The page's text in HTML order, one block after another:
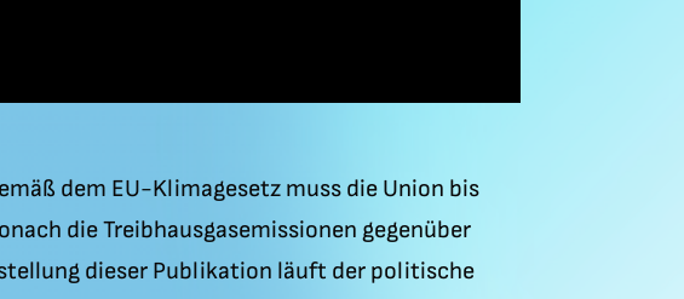
dem EU-Klimagesetz muss die Union bis
die Treibhausgasemissionen gegenüber
dieser Publikation läuft der politische